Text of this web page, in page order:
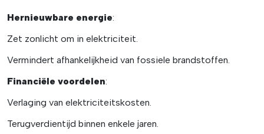
Hernieuwbare energie:
Zet zonlicht om in elektriciteit.
Vermindert afhankelijkheid van fossiele brandstoffen.
Financiële voordelen:
Verlaging van elektriciteitskosten.
Terugverdientijd binnen enkele jaren.